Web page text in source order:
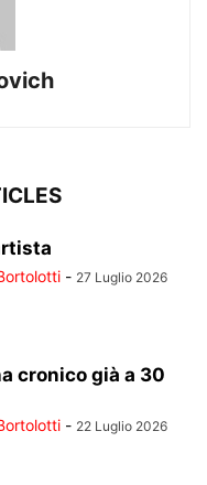
- 27 Luglio 2026
cronico già a 30
- 22 Luglio 2026